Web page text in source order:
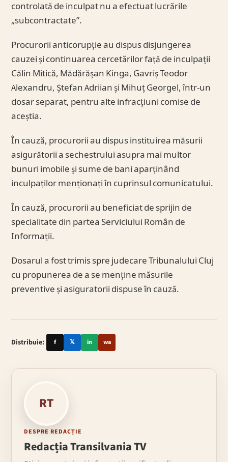
controlată de inculpat nu a efectuat lucrările
„subcontractate”.
Procurorii anticorupție au dispus disjungerea
cauzei și continuarea cercetărilor față de inculpații
Călin Mitică, Mădărășan Kinga, Gavriș Teodor
Alexandru, Ștefan Adriian și Mihuț Georgel, într-un
dosar separat, pentru alte infracțiuni comise de
aceștia.
În cauză, procurorii au dispus instituirea măsurii
asigurătorii a sechestrului asupra mai multor
bunuri imobile și sume de bani aparținând
inculpaților menționați în cuprinsul comunicatului.
În cauză, procurorii au beneficiat de sprijin de
specialitate din partea Serviciului Român de
Informații.
Dosarul a fost trimis spre judecare Tribunalului Cluj
cu propunerea de a se menține măsurile
preventive și asiguratorii dispuse în cauză.
Distribuie: f 𝕏 in wa
RT
DESPRE REDACȚIE
Redacția Transilvania TV